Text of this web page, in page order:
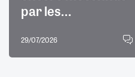
par les...
29/07/2026